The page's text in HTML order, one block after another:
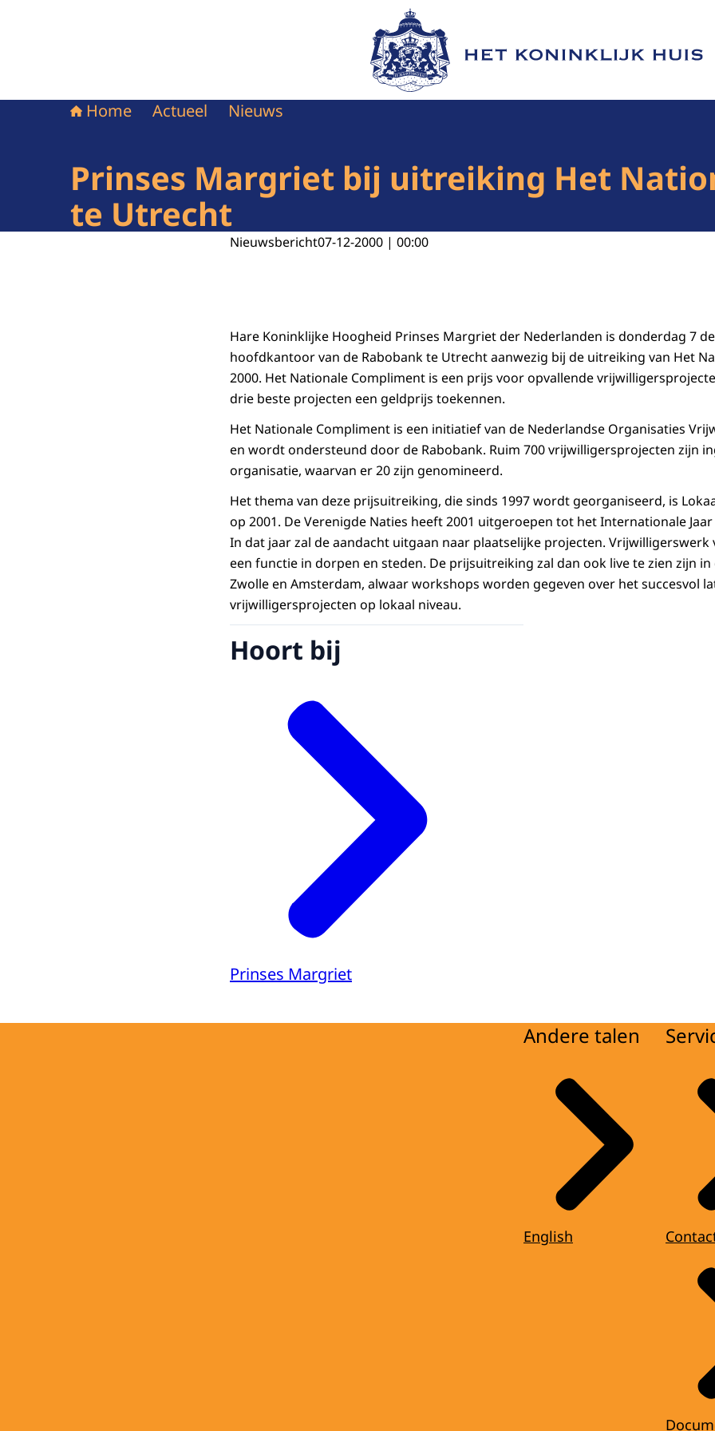
Naar de homepage van Het Koninklijk Huis
Home Actueel Nieuws
Prinses Margriet bij uitreiking Het
te Utrecht
Nieuwsbericht07-12-2000 | 00:00
Hare Koninklijke Hoogheid Prinses Margriet der Nederlanden is donderdag 7
hoofdkantoor van de Rabobank te Utrecht aanwezig bij de uitreiking van Het
2000. Het Nationale Compliment is een prijs voor opvallende
drie beste projecten een geldprijs toekennen.
Het Nationale Compliment is een initiatief van de Nederlandse Organisaties
en wordt ondersteund door de Rabobank. Ruim 700 vrijwilligersprojecten zijn
organisatie, waarvan er 20 zijn genomineerd.
Het thema van deze prijsuitreiking, die sinds 1997 wordt georganiseerd, is
op 2001. De Verenigde Naties heeft 2001 uitgeroepen tot het Internationale
In dat jaar zal de aandacht uitgaan naar plaatselijke projecten. Vrijwilligerswerk
een functie in dorpen en steden. De prijsuitreiking zal dan ook live te zien zijn
Zwolle en Amsterdam, alwaar workshops worden gegeven over het succesvol
vrijwilligersprojecten op lokaal niveau.
Hoort bij
Prinses Margriet
Andere talen
English